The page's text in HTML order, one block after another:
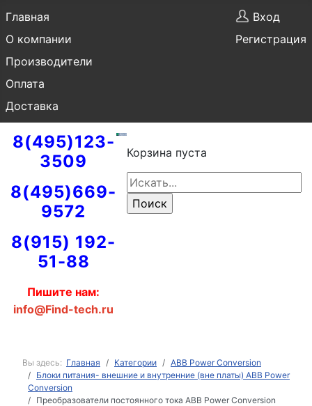
Главная
О компании
Производители
Оплата
Доставка
Вход
Регистрация
8(495)123-
3509
8(495)669-
9572
8(915) 192-
51-88
Пишите нам:
info@Find-tech.ru
Корзина пуста
Вы здесь: Главная Категории
ABB Power Conversion
Блоки питания- внешние и внутренние (вне платы) ABB Power
Conversion
Преобразователи постоянного тока ABB Power Conversion